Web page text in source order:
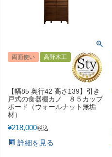
両面使い 高野木工
【幅85 奥行42 高さ139】引き
戸式の食器棚カノ ８５カップ
ボード（ウォールナット無垢
材）
¥218,000税込
詳細を見る